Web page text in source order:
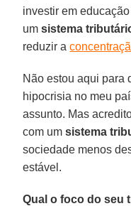
investir em
umsistema
reduzir a
Não estou aqui para
hipocrisia no meu
assunto. Mas
com umsistema
sociedade menos
estável.
Qual o foco do seu